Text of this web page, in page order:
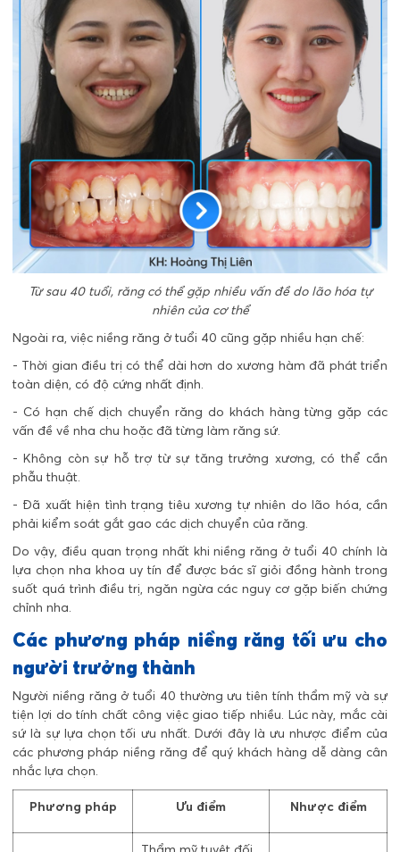
Từ sau 40 tuổi, răng có thể gặp nhiều vấn đề do lão hóa tự
nhiên của cơ thể
Ngoài ra, việc niềng răng ở tuổi 40 cũng gặp nhiều hạn chế:
- Thời gian điều trị có thể dài hơn do xương hàm đã phát triển
toàn diện, có độ cứng nhất định.
- Có hạn chế dịch chuyển răng do khách hàng từng gặp các
vấn đề về nha chu hoặc đã từng làm răng sứ.
- Không còn sự hỗ trợ từ sự tăng trưởng xương, có thể cần
phẫu thuật.
- Đã xuất hiện tình trạng tiêu xương tự nhiên do lão hóa, cần
phải kiểm soát gắt gao các dịch chuyển của răng.
Do vậy, điều quan trọng nhất khi niềng răng ở tuổi 40 chính là
lựa chọn nha khoa uy tín để được bác sĩ giỏi đồng hành trong
suốt quá trình điều trị, ngăn ngừa các nguy cơ gặp biến chứng
chỉnh nha.
Các phương pháp niềng răng tối ưu cho
người trưởng thành
Người niềng răng ở tuổi 40 thường ưu tiên tính thẩm mỹ và sự
tiện lợi do tính chất công việc giao tiếp nhiều. Lúc này, mắc cài
sứ là sự lựa chọn tối ưu nhất. Dưới đây là ưu nhược điểm của
các phương pháp niềng răng để quý khách hàng dễ dàng cân
nhắc lựa chọn.
Phương pháp Ưu điểm Nhược điểm